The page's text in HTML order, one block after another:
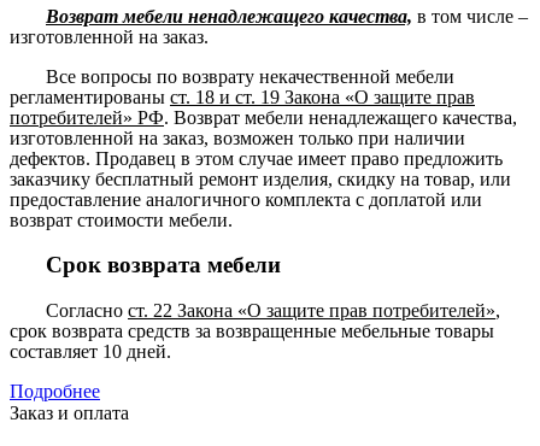
Возврат мебели ненадлежащего качества, в том числе –
изготовленной на заказ.
Все вопросы по возврату некачественной мебели
регламентированы ст. 18 и ст. 19 Закона «О защите прав
потребителей» РФ. Возврат мебели ненадлежащего качества,
изготовленной на заказ, возможен только при наличии
дефектов. Продавец в этом случае имеет право предложить
заказчику бесплатный ремонт изделия, скидку на товар, или
предоставление аналогичного комплекта с доплатой или
возврат стоимости мебели.
Срок возврата мебели
Согласно ст. 22 Закона «О защите прав потребителей»,
срок возврата средств за возвращенные мебельные товары
составляет 10 дней.
Подробнее
Заказ и оплата